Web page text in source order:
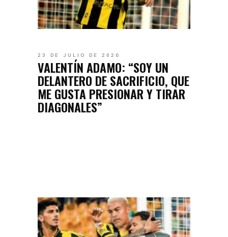
23 DE JULIO DE 2026
VALENTÍN ADAMO: “SOY UN
DELANTERO DE SACRIFICIO, QUE
ME GUSTA PRESIONAR Y TIRAR
DIAGONALES”